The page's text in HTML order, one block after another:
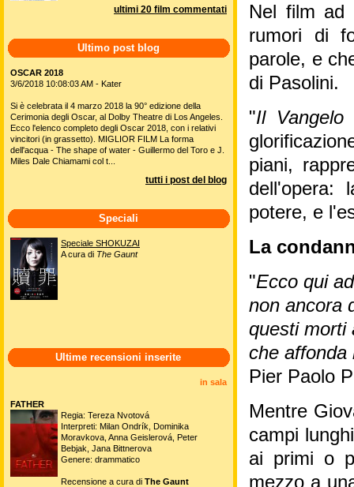
Nel film ad
rumori di
parole, e
di Pasolini.
"Il Vangelo
piani,
dell'opera:
potere, e
La
"Ecco qui
non ancora
questi morti
che affonda
Pier Paolo
Mentre
campi
ai primi o
mezzo a
ultimi 20 film commentati
Ultimo post blog
OSCAR 2018
3/6/2018 10:08:03 AM - Kater
Si è celebrata il 4 marzo 2018 la 90° edizione della
Cerimonia degli Oscar, al Dolby Theatre di Los Angeles.
Ecco l'elenco completo degli Oscar 2018, con i relativi
vincitori (in grassetto). MIGLIOR FILM La forma
dell'acqua - The shape of water - Guillermo del Toro e J.
Miles Dale Chiamami col t...
tutti i post del blog
Speciali
Speciale SHOKUZAI
A cura di The Gaunt
Ultime recensioni inserite
in sala
FATHER
Regia: Tereza Nvotová
Interpreti: Milan Ondrík, Dominika
Moravkova, Anna Geislerová, Peter
Bebjak, Jana Bittnerova
Genere: drammatico
Recensione a cura di The Gaunt